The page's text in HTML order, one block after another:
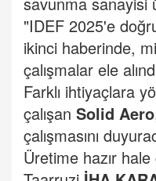
"IDEF 2025'e
ikinci haberinde,
çalışmalar ele
Farklı ihtiyaçlara
çalışan Solid Aero
çalışmasını
Üretime hazır hale